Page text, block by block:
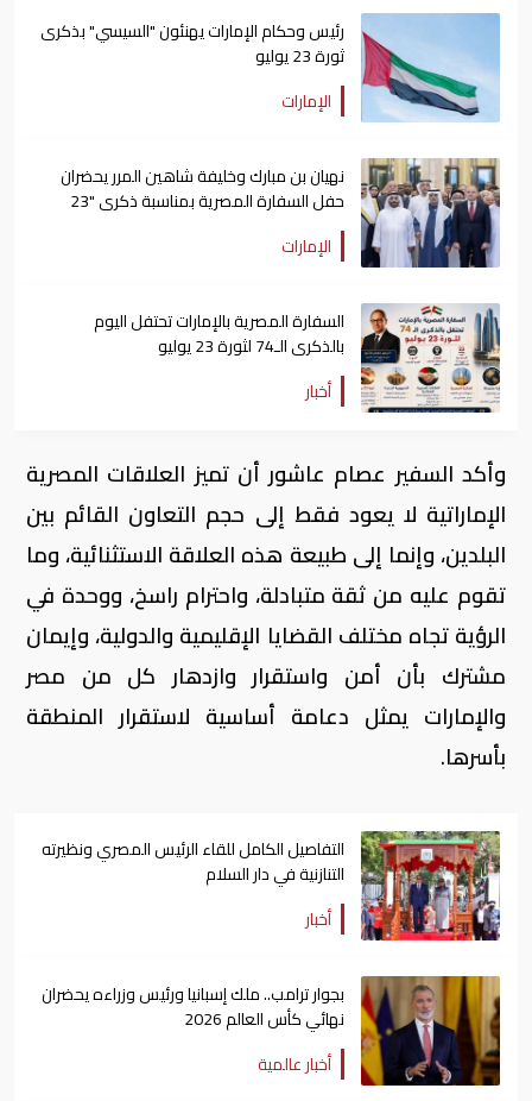
رئيس وحكام الإمارات يهنئون "السيسي" بذكرى
ثورة 23 يوليو
الإمارات
نهيان بن مبارك وخليفة شاهين المرر يحضران
حفل السفارة المصرية بمناسبة ذكرى "23
يوليو"
الإمارات
السفارة المصرية بالإمارات تحتفل اليوم
بالذكرى الـ74 لثورة 23 يوليو
أخبار
وأكد السفير عصام عاشور أن تميز العلاقات المصرية
الإماراتية لا يعود فقط إلى حجم التعاون القائم بين
البلدين، وإنما إلى طبيعة هذه العلاقة الاستثنائية، وما
تقوم عليه من ثقة متبادلة، واحترام راسخ، ووحدة في
الرؤية تجاه مختلف القضايا الإقليمية والدولية، وإيمان
مشترك بأن أمن واستقرار وازدهار كل من مصر
والإمارات يمثل دعامة أساسية لاستقرار المنطقة
بأسرها.
التفاصيل الكامل للقاء الرئيس المصري ونظيرته
التنازنية في دار السلام
أخبار
بجوار ترامب.. ملك إسبانيا ورئيس وزراءه يحضران
نهائي كأس العالم 2026
أخبار عالمية